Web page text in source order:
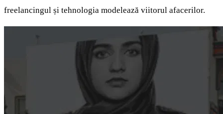
freelancingul și tehnologia modelează viitorul afacerilor.